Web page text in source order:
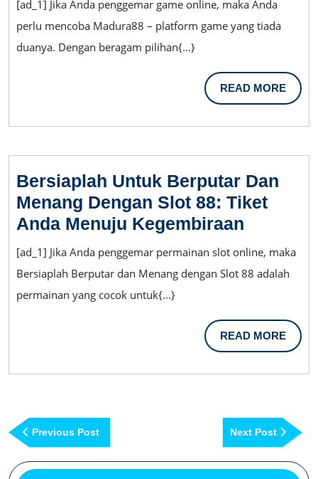
Yang
[ad_1] Jika Anda penggemar game online, maka Anda
perlu mencoba Madura88 – platform game yang tiada
duanya. Dengan beragam pilihan{...}
READ MOREREAD
MORE
Bersiaplah Untuk Berputar Dan
Menang Dengan Slot 88: Tiket
Anda Menuju Kegembiraan
Untuk
Berputar
Dengan
Slot
88:
Anda
Menuju
[ad_1] Jika Anda penggemar permainan slot online, maka
Bersiaplah Berputar dan Menang dengan Slot 88 adalah
permainan yang cocok untuk{...}
READ MOREREAD
MORE
Post
navigation
Previous PostPrevious
Post
Next Post
Next
Post